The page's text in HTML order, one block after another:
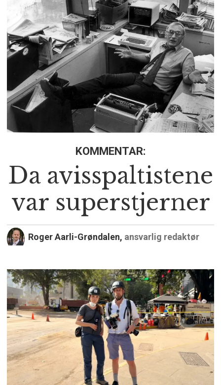
KOMMENTAR:
Da avisspaltistene
var superstjerner
Roger Aarli-Grøndalen, ansvarlig redaktør